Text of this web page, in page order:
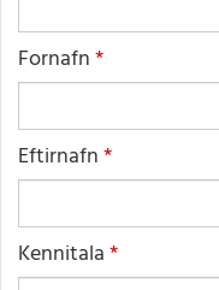
Fornafn
Eftirnafn
Kennitala